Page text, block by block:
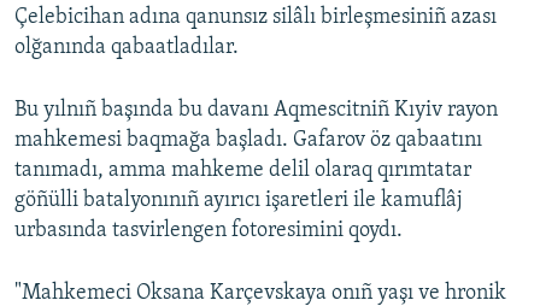
Çelebicihan adına qanunsız silâlı birleşmesiniñ azası
olğanında qabaatladılar.
Bu yılnıñ başında bu davanı Aqmescitniñ Kıyiv rayon
mahkemesi baqmağa başladı. Gafarov öz qabaatını
tanımadı, amma mahkeme delil olaraq qırımtatar
göñülli batalyonınıñ ayırıcı işaretleri ile kamuflâj
urbasında tasvirlengen fotoresimini qoydı.
"Mahkemeci Oksana Karçevskaya onıñ yaşı ve hronik